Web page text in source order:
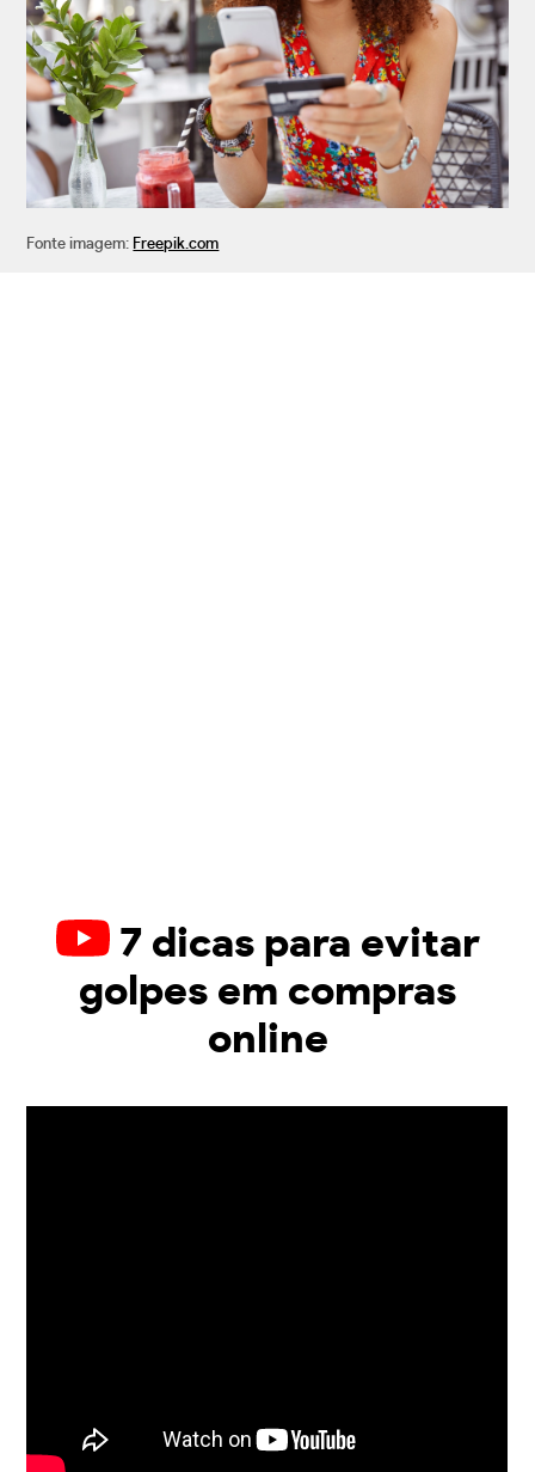
Fonte imagem: Freepik.com
7 dicas para evitar
golpes em compras
online